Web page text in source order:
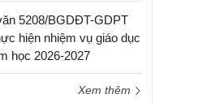
5208/BGDĐT-GDPT
hiện nhiệm vụ giáo dục
học 2026-2027
Xem thêm